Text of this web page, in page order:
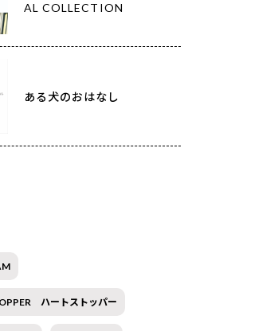
AL COLLECTION
ある犬のおはなし
ハートストッパー